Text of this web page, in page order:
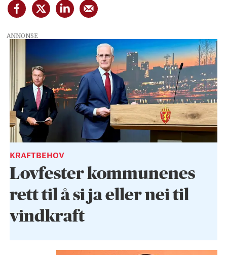
6. Kristiansand
7. Bodø
8. Tromsø
9. Stavanger
10. Sandefjord
11. Drammen
12. Nordre Follo
13. Moss
14. Bærum
15. Ålesund
16. Bergen
ANNONSE
KRAFTBEHOV
Lovfester kommunenes
rett til å si ja eller nei til
vindkraft